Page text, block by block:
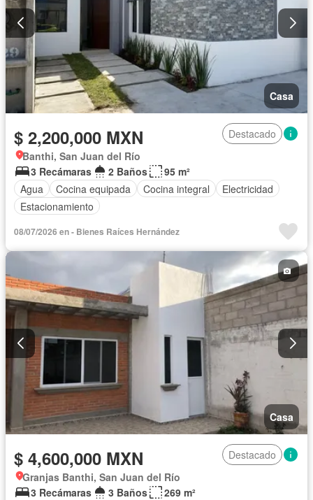
Casa
$ 2,200,000 MXN
Destacado
Banthi, San Juan del Río
3 Recámaras
2 Baños
95 m²
Agua
Cocina equipada Cocina integral
Electricidad
Estacionamiento
08/07/2026 en - Bienes Raíces Hernández
Casa
$ 4,600,000 MXN
Destacado
Granjas Banthi, San Juan del Río
3 Recámaras
3 Baños
269 m²